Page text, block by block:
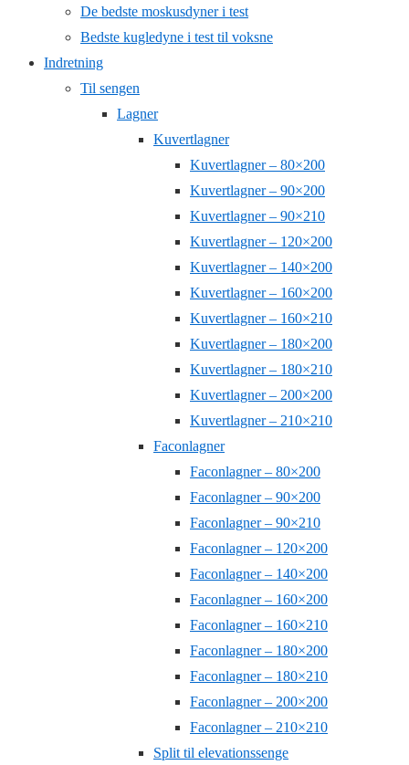
De bedste moskusdyner i test
Bedste kugledyne i test til voksne
Indretning
Til sengen
Lagner
Kuvertlagner
Kuvertlagner – 80×200
Kuvertlagner – 90×200
Kuvertlagner – 90×210
Kuvertlagner – 120×200
Kuvertlagner – 140×200
Kuvertlagner – 160×200
Kuvertlagner – 160×210
Kuvertlagner – 180×200
Kuvertlagner – 180×210
Kuvertlagner – 200×200
Kuvertlagner – 210×210
Faconlagner
Faconlagner – 80×200
Faconlagner – 90×200
Faconlagner – 90×210
Faconlagner – 120×200
Faconlagner – 140×200
Faconlagner – 160×200
Faconlagner – 160×210
Faconlagner – 180×200
Faconlagner – 180×210
Faconlagner – 200×200
Faconlagner – 210×210
Split til elevationssenge